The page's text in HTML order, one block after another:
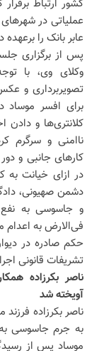
کشور ارتباط
عملیاتی در
عابر بانک را
پس از برگزاری
وکلای وی، با
تصویربرداری و
برای افسر موساد
کلانتری‌ها و
ناامنی و سرگرم
کارهای جانبی و
در ازای خیانت به
دشمن صهیونی،
و جاسوسی به
فی‌الارض به اعدام
حکم صادره در
تشریفات قانونی
ناصر بکرزاده
آویخته شد
ناصر بکرزاده
به جرم جاسوسی به
موساد پس از